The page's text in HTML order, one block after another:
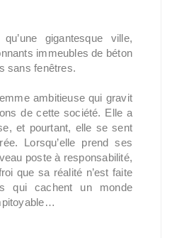
gigantesque ville,
immeubles de béton
sans fenêtres.
ambitieuse qui gravit
de cette société. Elle a
et pourtant, elle se sent
Lorsqu’elle prend ses
poste à responsabilité,
que sa réalité n’est faite
qui cachent un monde